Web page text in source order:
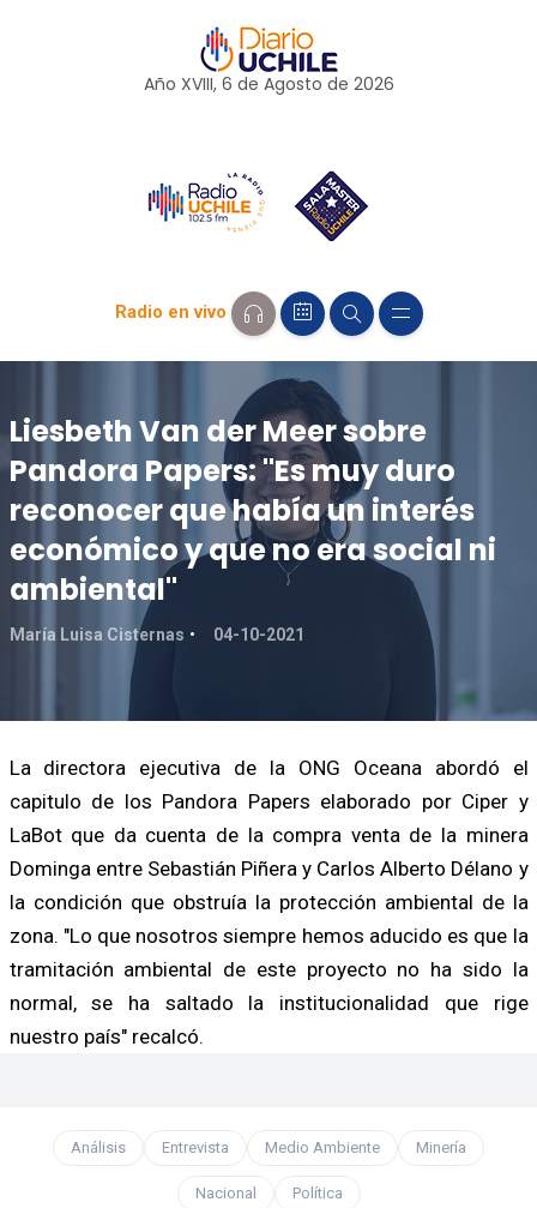
Año XVIII, 6 de Agosto de 2026
Radio en vivo
Liesbeth Van der Meer sobre
Pandora Papers: "Es muy duro
reconocer que había un interés
económico y que no era social ni
ambiental"
María Luisa Cisternas 04-10-2021
La directora ejecutiva de la ONG Oceana abordó el
capitulo de los Pandora Papers elaborado por Ciper y
LaBot que da cuenta de la compra venta de la minera
Dominga entre Sebastián Piñera y Carlos Alberto Délano y
la condición que obstruía la protección ambiental de la
zona. "Lo que nosotros siempre hemos aducido es que la
tramitación ambiental de este proyecto no ha sido la
normal, se ha saltado la institucionalidad que rige
nuestro país" recalcó.
Análisis Entrevista Medio Ambiente Minería
Nacional Política